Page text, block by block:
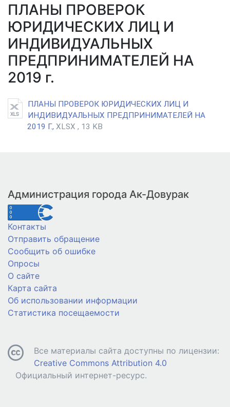
ПЛАНЫ ПРОВЕРОК
ЮРИДИЧЕСКИХ ЛИЦ И
ИНДИВИДУАЛЬНЫХ
ПРЕДПРИНИМАТЕЛЕЙ НА
2019 г.
ПЛАНЫ ПРОВЕРОК ЮРИДИЧЕСКИХ ЛИЦ И
ИНДИВИДУАЛЬНЫХ ПРЕДПРИНИМАТЕЛЕЙ НА
2019 Г., XLSX , 13 KB
Администрация города Ак-Довурак
Контакты
Отправить обращение
Сообщить об ошибке
Опросы
О сайте
Карта сайта
Об использовании информации
Статистика посещаемости
Все материалы сайта доступны по лицензии:
Creative Commons Attribution 4.0
Официальный интернет-ресурс.